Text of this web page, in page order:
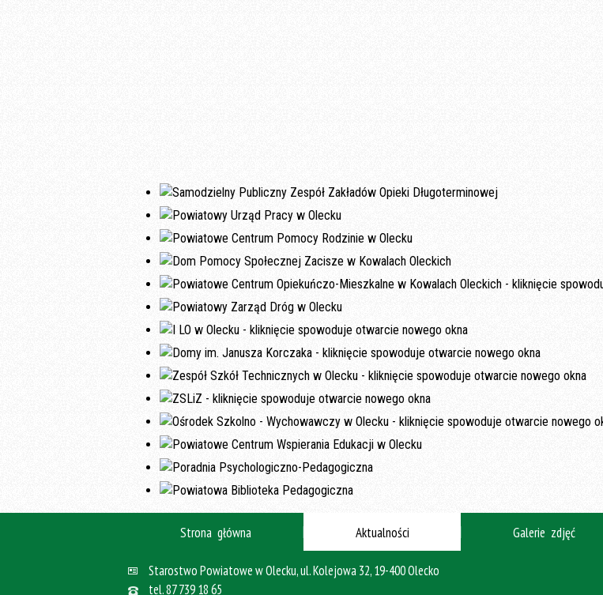
Strona główna Aktualności Galerie zdjęć
Starostwo Powiatowe w Olecku, ul. Kolejowa 32, 19-400 Olecko
tel.87 739 18 65